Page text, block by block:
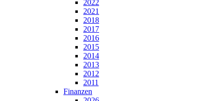
2022
2021
2018
2017
2016
2015
2014
2013
2012
2011
Finanzen